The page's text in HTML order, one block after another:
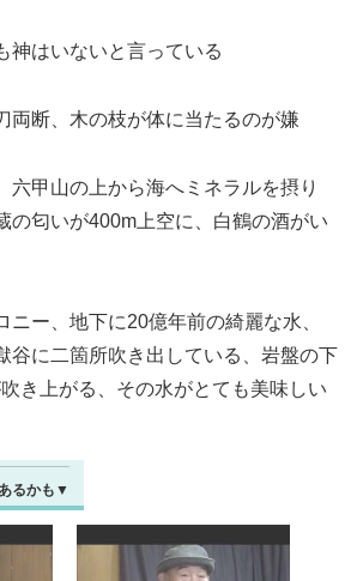
神はいないと言っている
両断、木の枝が体に当たるのが嫌
六甲山の上から海へミネラルを摂り
の匂いが400m上空に、白鶴の酒がい
ニー、地下に20億年前の綺麗な水、
谷に二箇所吹き出している、岩盤の下
き上がる、その水がとても美味しい
るかも▼